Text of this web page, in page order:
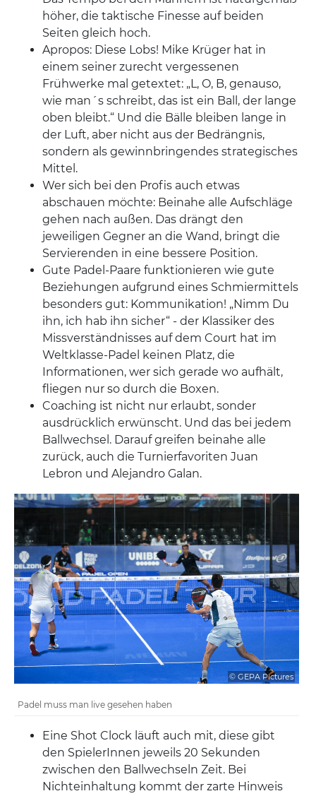
höher, die taktische Finesse auf beiden
Seiten gleich hoch.
Apropos: Diese Lobs! Mike Krüger hat in
einem seiner zurecht vergessenen
Frühwerke mal getextet: „L, O, B, genauso,
wie man´s schreibt, das ist ein Ball, der lange
oben bleibt.“ Und die Bälle bleiben lange in
der Luft, aber nicht aus der Bedrängnis,
sondern als gewinnbringendes strategisches
Mittel.
Wer sich bei den Profis auch etwas
abschauen möchte: Beinahe alle Aufschläge
gehen nach außen. Das drängt den
jeweiligen Gegner an die Wand, bringt die
Servierenden in eine bessere Position.
Gute Padel-Paare funktionieren wie gute
Beziehungen aufgrund eines Schmiermittels
besonders gut: Kommunikation! „Nimm Du
ihn, ich hab ihn sicher“ - der Klassiker des
Missverständnisses auf dem Court hat im
Weltklasse-Padel keinen Platz, die
Informationen, wer sich gerade wo aufhält,
fliegen nur so durch die Boxen.
Coaching ist nicht nur erlaubt, sonder
ausdrücklich erwünscht. Und das bei jedem
Ballwechsel. Darauf greifen beinahe alle
zurück, auch die Turnierfavoriten Juan
Lebron und Alejandro Galan.
© GEPA Pictures
Padel muss man live gesehen haben
Eine Shot Clock läuft auch mit, diese gibt
den SpielerInnen jeweils 20 Sekunden
zwischen den Ballwechseln Zeit. Bei
Nichteinhaltung kommt der zarte Hinweis